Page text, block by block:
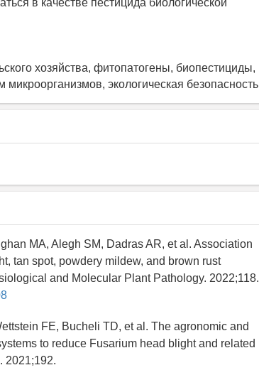
хозяйства, фитопатогены, биопестициды,
экологическая безопасность
MA, Alegh SM, Dadras AR, et al. Association
tan spot, powdery mildew, and brown rust
and Molecular Plant Pathology. 2022;118.
FE, Bucheli TD, et al. The agronomic and
to reduce Fusarium head blight and related
2021;192.